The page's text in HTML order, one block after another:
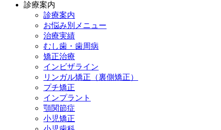
診療案内
診療案内
お悩み別メニュー
治療実績
むし歯・歯周病
矯正治療
インビザライン
リンガル矯正（裏側矯正）
プチ矯正
インプラント
顎関節症
小児矯正